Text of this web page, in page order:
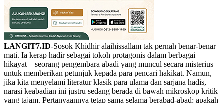
LANGIT7.ID-Sosok Khidhir alaihissallam tak pernah benar-benar
mati. Ia kerap hadir sebagai tokoh protagonis dalam berbagai
hikayat—seorang pengembara abadi yang muncul secara misterius
untuk memberikan petunjuk kepada para pencari hakikat. Namun,
jika kita menyelami literatur klasik para ulama dan sarjana hadis,
narasi keabadian ini justru sedang berada di bawah mikroskop kritik
yang tajam. Pertanyaannya tetap sama selama berabad-abad: apakah